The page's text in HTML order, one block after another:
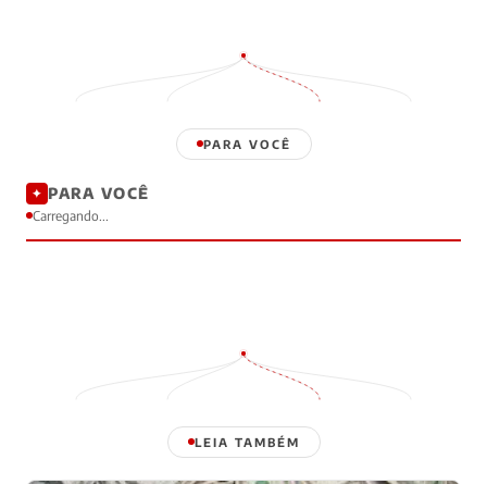
PARA VOCÊ
✦ PARA VOCÊ
Carregando...
LEIA TAMBÉM